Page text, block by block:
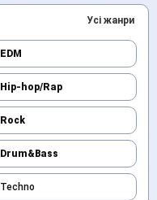
Усі жанри
EDM
Hip-hop/Rap
Rock
Drum&Bass
Techno